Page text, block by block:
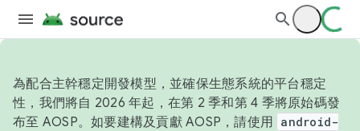
為配合主幹穩定開發模型，並確保生態系統的平台穩定
性，我們將自 2026 年起，在第 2 季和第 4 季將原始碼發
布至 AOSP。如要建構及貢獻 AOSP，請使用 android-